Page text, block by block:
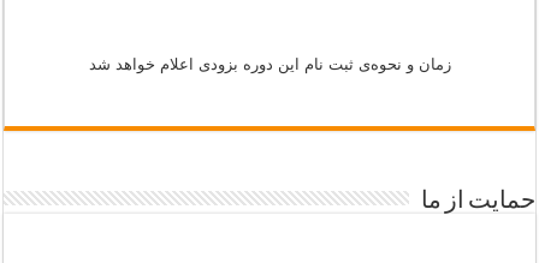
زمان و نحوه‌ی ثبت نام این دوره بزودی اعلام خواهد شد
حمایت از ما